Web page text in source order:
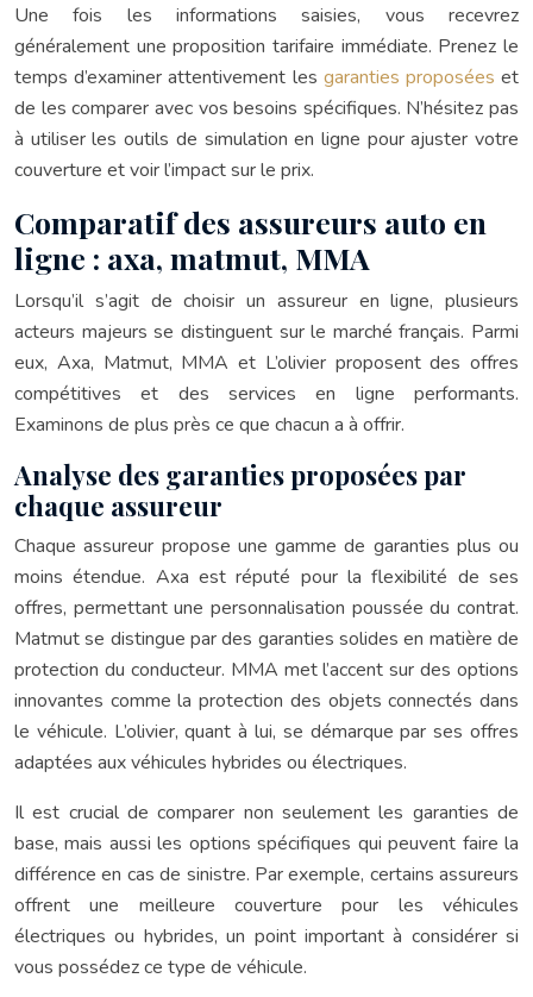
Une fois les informations saisies, vous recevrez
généralement une proposition tarifaire immédiate. Prenez le
temps d’examiner attentivement les garanties proposées et
de les comparer avec vos besoins spécifiques. N’hésitez pas
à utiliser les outils de simulation en ligne pour ajuster votre
couverture et voir l’impact sur le prix.
Comparatif des assureurs auto en
ligne : axa, matmut, MMA
Lorsqu’il s’agit de choisir un assureur en ligne, plusieurs
acteurs majeurs se distinguent sur le marché français. Parmi
eux, Axa, Matmut, MMA et L’olivier proposent des offres
compétitives et des services en ligne performants.
Examinons de plus près ce que chacun a à offrir.
Analyse des garanties proposées par
chaque assureur
Chaque assureur propose une gamme de garanties plus ou
moins étendue. Axa est réputé pour la flexibilité de ses
offres, permettant une personnalisation poussée du contrat.
Matmut se distingue par des garanties solides en matière de
protection du conducteur. MMA met l’accent sur des options
innovantes comme la protection des objets connectés dans
le véhicule. L’olivier, quant à lui, se démarque par ses offres
adaptées aux véhicules hybrides ou électriques.
Il est crucial de comparer non seulement les garanties de
base, mais aussi les options spécifiques qui peuvent faire la
différence en cas de sinistre. Par exemple, certains assureurs
offrent une meilleure couverture pour les véhicules
électriques ou hybrides, un point important à considérer si
vous possédez ce type de véhicule.